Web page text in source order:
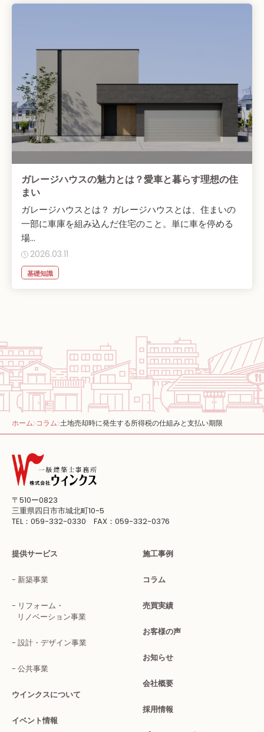
ガレージハウスの魅力とは？愛車と暮らす理想の住
まい
ガレージハウスとは？ ガレージハウスとは、住まいの
一部に車庫を組み込んだ住宅のこと。単に車を停める
場...
2026.03.11
基礎知識
ホーム コラム 土地売却時に発生する所得税の仕組みと支払い期限
〒510ー0823
三重県四日市市城北町10-5
TEL：059-332-0330 FAX：059-332-0376
提供サービス
新築事業
リフォーム・
リノベーション事業
設計・デザイン事業
公共事業
ウインクスについて
イベント情報
施工事例
コラム
売買実績
お客様の声
お知らせ
会社概要
採用情報